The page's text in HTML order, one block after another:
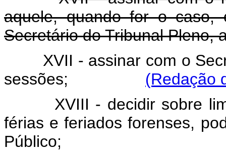
aquele, quando for o
Secretário do Tribunal Pleno,
XVII - assinar com o
sessões; (Redação
XVIII - decidir sobre
férias e feriados forenses,
Público;